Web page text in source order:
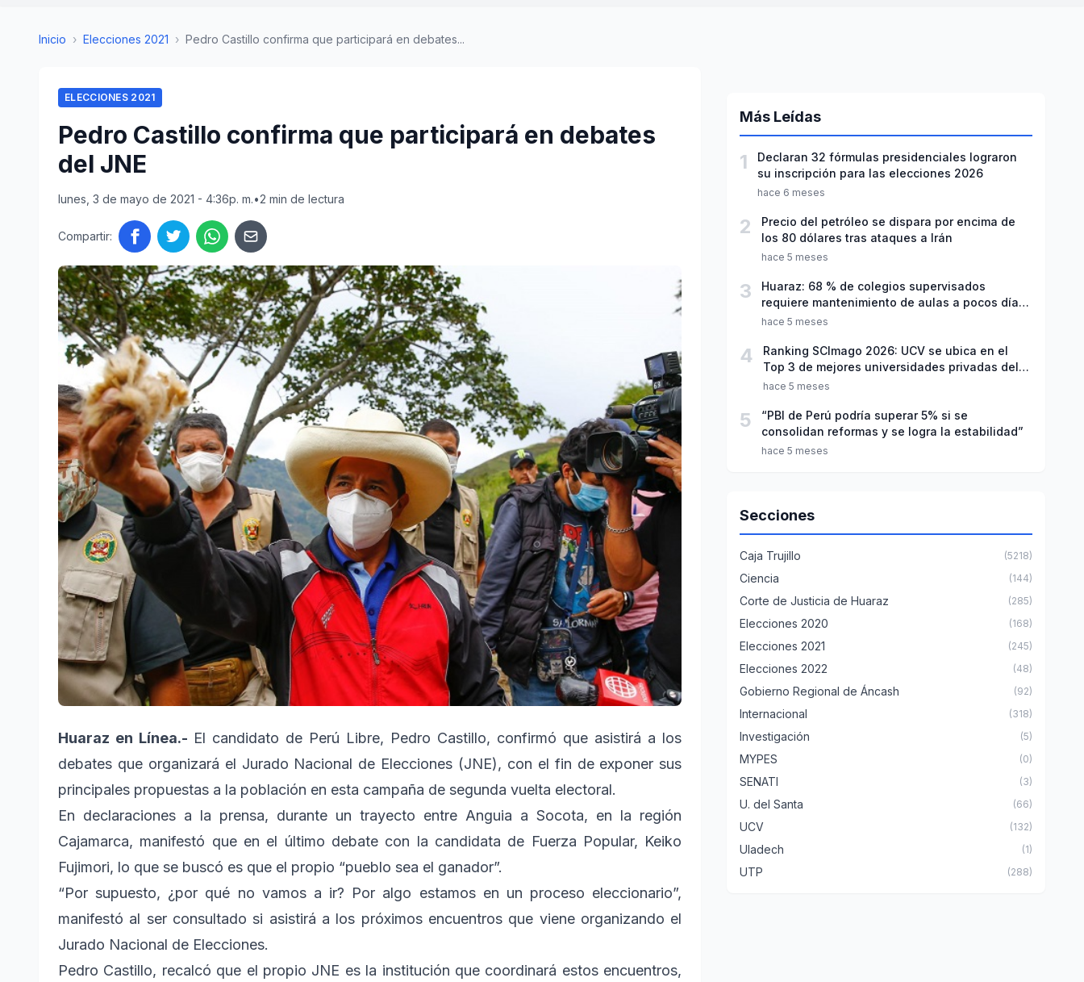
Inicio › Elecciones 2021 › Pedro Castillo confirma que participará en debates...
ELECCIONES 2021
Pedro Castillo confirma que participará en debates
del JNE
lunes, 3 de mayo de 2021 - 4:36p. m.•2 min de lectura
Compartir:
Huaraz en Línea.- El candidato de Perú Libre, Pedro Castillo, confirmó que asistirá a los
debates que organizará el Jurado Nacional de Elecciones (JNE), con el fin de exponer sus
principales propuestas a la población en esta campaña de segunda vuelta electoral.
En declaraciones a la prensa, durante un trayecto entre Anguia a Socota, en la región
Cajamarca, manifestó que en el último debate con la candidata de Fuerza Popular, Keiko
Fujimori, lo que se buscó es que el propio “pueblo sea el ganador”.
“Por supuesto, ¿por qué no vamos a ir? Por algo estamos en un proceso eleccionario”,
manifestó al ser consultado si asistirá a los próximos encuentros que viene organizando el
Jurado Nacional de Elecciones.
Pedro Castillo, recalcó que el propio JNE es la institución que coordinará estos encuentros,
Más Leídas
1
Declaran 32 fórmulas presidenciales lograron
su inscripción para las elecciones 2026
hace 6 meses
2
Precio del petróleo se dispara por encima de
los 80 dólares tras ataques a Irán
hace 5 meses
3
Huaraz: 68 % de colegios supervisados
requiere mantenimiento de aulas a pocos días
de inicio del año escolar 2026
hace 5 meses
4
Ranking SCImago 2026: UCV se ubica en el
Top 3 de mejores universidades privadas del
Perú
hace 5 meses
5
“PBI de Perú podría superar 5% si se
consolidan reformas y se logra la estabilidad”
hace 5 meses
Secciones
Caja Trujillo (5218)
Ciencia (144)
Corte de Justicia de Huaraz (285)
Elecciones 2020 (168)
Elecciones 2021 (245)
Elecciones 2022 (48)
Gobierno Regional de Áncash (92)
Internacional (318)
Investigación (5)
MYPES (0)
SENATI (3)
U. del Santa (66)
UCV (132)
Uladech (1)
UTP (288)